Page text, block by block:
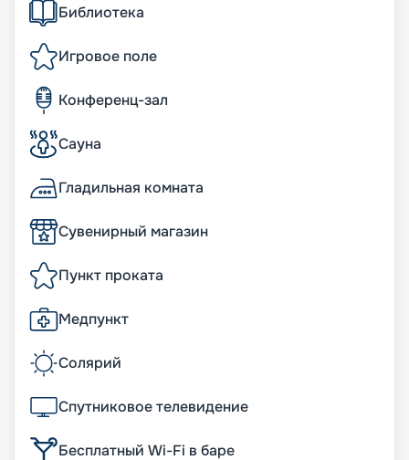
Библиотека
Игровое поле
Конференц-зал
Сауна
Гладильная комната
Сувенирный магазин
Пункт проката
Медпункт
Солярий
Спутниковое телевидение
Бесплатный Wi-Fi в баре